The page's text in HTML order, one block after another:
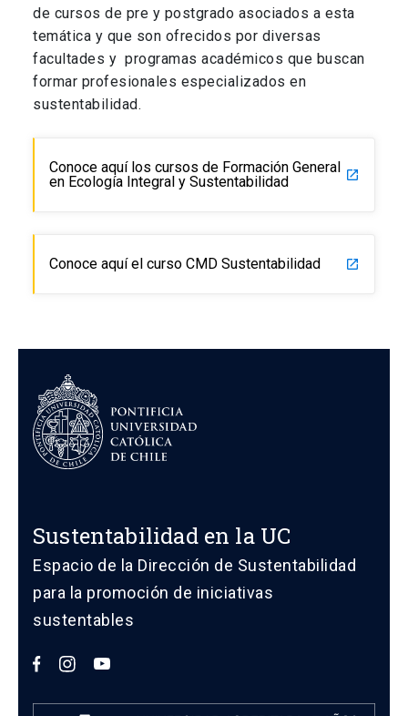
de cursos de pre y postgrado asociados a esta
temática y que son ofrecidos por diversas
facultades y programas académicos que buscan
formar profesionales especializados en
sustentabilidad.
Conoce aquí los cursos de Formación General
en Ecología Integral y Sustentabilidad
launch
Conoce aquí el curso CMD Sustentabilidad launch
Sustentabilidad en la UC
Espacio de la Dirección de Sustentabilidad
para la promoción de iniciativas
sustentables